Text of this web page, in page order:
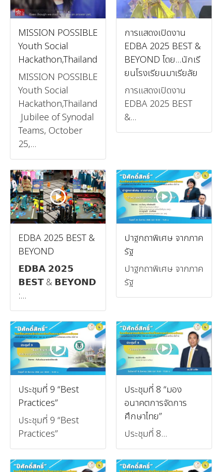
MISSION POSSIBLE
Youth Social
Hackathon,Thailand
MISSION POSSIBLE
Youth Social
Hackathon,Thailand
Jubilee of Synodal
Teams, October
25,...
การแสดงเปิดงาน
EDBA 2025 BEST &
BEYOND โดย...นักเรี
ยนโรงเรียนมาเรียลัย
การแสดงเปิดงาน
EDBA 2025 BEST
&...
EDBA 2025 BEST &
BEYOND
𝗘𝗗𝗕𝗔 𝟮𝟬𝟮𝟱
𝗕𝗘𝗦𝗧 & 𝗕𝗘𝗬𝗢𝗡𝗗
:...
ปาฐกถาพิเศษ จากภาค
รัฐ
ปาฐกถาพิเศษ จากภาค
รัฐ
ประชุมที่ 9 “Best
Practices”
ประชุมที่ 9 “Best
Practices”
ประชุมที่ 8 “มอง
อนาคตการจัดการ
ศึกษาไทย”
ประชุมที่ 8...